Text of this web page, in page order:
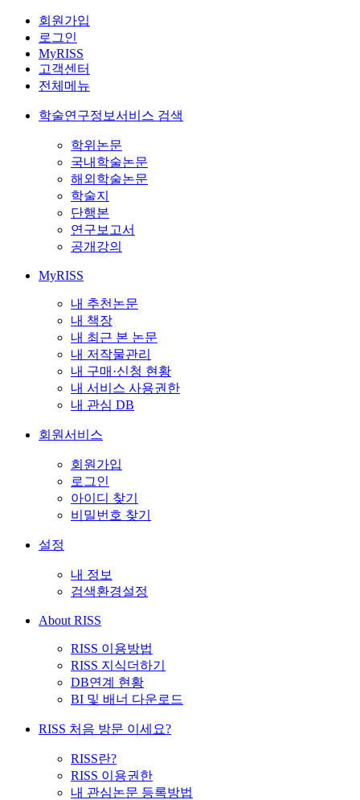
회원가입
로그인
MyRISS
고객센터
전체메뉴
학술연구정보서비스 검색
학위논문
국내학술논문
해외학술논문
학술지
단행본
연구보고서
공개강의
MyRISS
내 추천논문
내 책장
내 최근 본 논문
내 저작물관리
내 구매·신청 현황
내 서비스 사용권한
내 관심 DB
회원서비스
회원가입
로그인
아이디 찾기
비밀번호 찾기
설정
내 정보
검색환경설정
About RISS
RISS 이용방법
RISS 지식더하기
DB연계 현황
BI 및 배너 다운로드
RISS 처음 방문 이세요?
RISS란?
RISS 이용권한
내 관심논문 등록방법